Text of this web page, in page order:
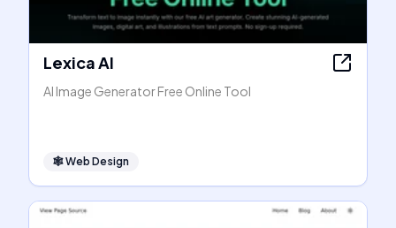
Lexica AI
AI Image Generator Free Online Tool
🕸Web Design